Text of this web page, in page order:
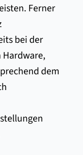
Ferner
bei der
dem